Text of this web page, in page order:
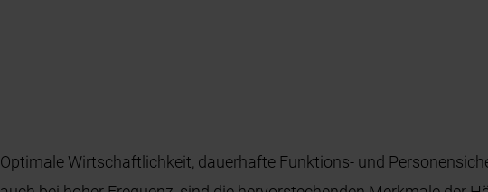
Optimale Wirtschaftlichkeit, dauerhafte Funktions- und